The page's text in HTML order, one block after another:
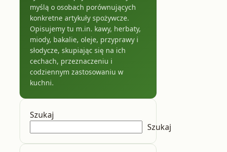
myślą o osobach porównujących
konkretne artykuły spożywcze.
Opisujemy tu m.in. kawy, herbaty,
miody, bakalie, oleje, przyprawy i
słodycze, skupiając się na ich
cechach, przeznaczeniu i
codziennym zastosowaniu w
kuchni.
Szukaj
Szukaj